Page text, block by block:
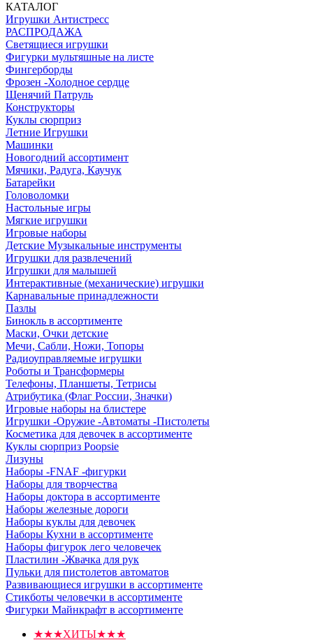
КАТАЛОГ
Игрушки Антистресс
РАСПРОДАЖА
Светящиеся игрушки
Фигурки мультяшные на листе
Фингерборды
Фрозен -Холодное сердце
Щенячий Патруль
Конструкторы
Куклы сюрприз
Летние Игрушки
Машинки
Новогодний ассортимент
Мячики, Радуга, Каучук
Батарейки
Головоломки
Настольные игры
Мягкие игрушки
Игровые наборы
Детские Музыкальные инструменты
Игрушки для развлечений
Игрушки для малышей
Интерактивные (механические) игрушки
Карнавальные принадлежности
Пазлы
Бинокль в ассортименте
Маски, Очки детские
Мечи, Сабли, Ножи, Топоры
Радиоуправляемые игрушки
Роботы и Трансформеры
Телефоны, Планшеты, Тетрисы
Атрибутика (Флаг России, Значки)
Игровые наборы на блистере
Игрушки -Оружие -Автоматы -Пистолеты
Косметика для девочек в ассортименте
Куклы сюрприз Poopsie
Лизуны
Наборы -FNAF -фигурки
Наборы для творчества
Наборы доктора в ассортименте
Наборы железные дороги
Наборы куклы для девочек
Наборы Кухни в ассортименте
Наборы фигурок лего человечек
Пластилин -Жвачка для рук
Пульки для пистолетов автоматов
Развивающиеся игрушки в ассортименте
Стикботы человечки в ассортименте
Фигурки Майнкрафт в ассортименте
★★★ХИТЫ★★★